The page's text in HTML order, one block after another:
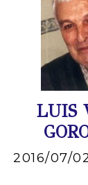
LUIS
2016/07/